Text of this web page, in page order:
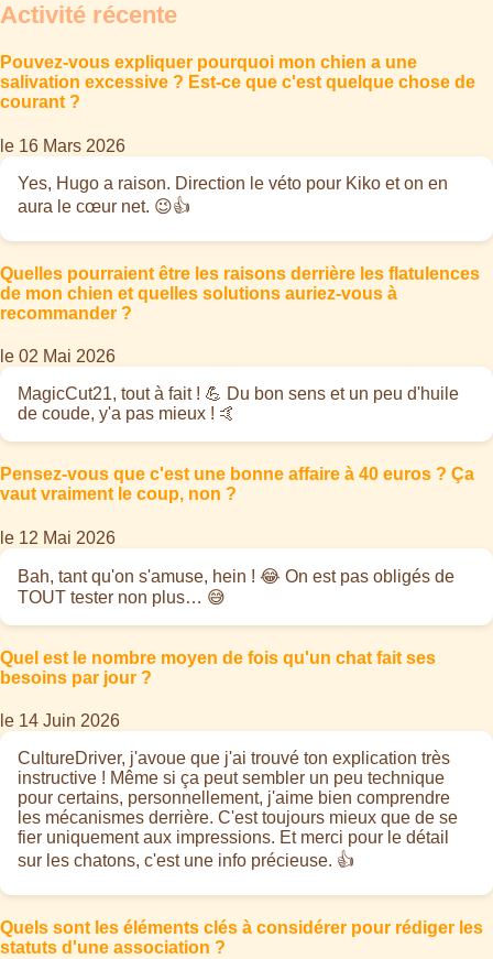
Activité récente
Pouvez-vous expliquer pourquoi mon chien a une
salivation excessive ? Est-ce que c'est quelque chose de
courant ?
le 16 Mars 2026
Yes, Hugo a raison. Direction le véto pour Kiko et on en
aura le cœur net. 😉👍
Quelles pourraient être les raisons derrière les flatulences
de mon chien et quelles solutions auriez-vous à
recommander ?
le 02 Mai 2026
MagicCut21, tout à fait ! 💪 Du bon sens et un peu d'huile
de coude, y'a pas mieux ! 🤙
Pensez-vous que c'est une bonne affaire à 40 euros ? Ça
vaut vraiment le coup, non ?
le 12 Mai 2026
Bah, tant qu'on s'amuse, hein ! 😂 On est pas obligés de
TOUT tester non plus… 😅
Quel est le nombre moyen de fois qu'un chat fait ses
besoins par jour ?
le 14 Juin 2026
CultureDriver, j'avoue que j'ai trouvé ton explication très
instructive ! Même si ça peut sembler un peu technique
pour certains, personnellement, j'aime bien comprendre
les mécanismes derrière. C'est toujours mieux que de se
fier uniquement aux impressions. Et merci pour le détail
sur les chatons, c'est une info précieuse. 👍
Quels sont les éléments clés à considérer pour rédiger les
statuts d'une association ?